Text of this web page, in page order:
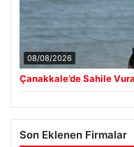
08/08/2026
Çanakkale’de Sahile
Son Eklenen Firmalar